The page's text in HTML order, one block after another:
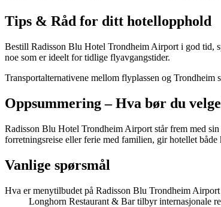
Tips & Råd for ditt hotellopphold
Bestill Radisson Blu Hotel Trondheim Airport i god tid,
noe som er ideelt for tidlige flyavgangstider.
Transportalternativene mellom flyplassen og Trondheim
Oppsummering – Hva bør du
Radisson Blu Hotel Trondheim Airport står frem med
forretningsreise eller ferie med familien, gir hotellet
Vanlige spørsmål
Hva er menytilbudet på Radisson Blu Trondheim Airport
Longhorn Restaurant & Bar tilbyr internasjonale